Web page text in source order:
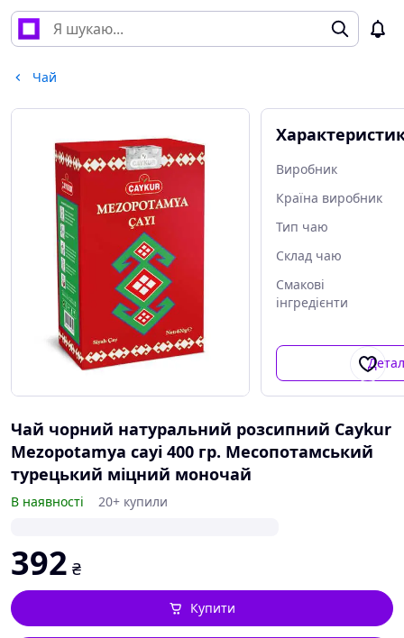
Чай
Виробник
Країна виробник
Тип чаю
Склад чаю
Смакові
інгредієнти
Чай чорний натуральний розсипний Caykur
Mezopotamya cayi 400 гр. Месопотамський
турецький міцний моночай
В наявності 20+ купили
392 ₴
Купити